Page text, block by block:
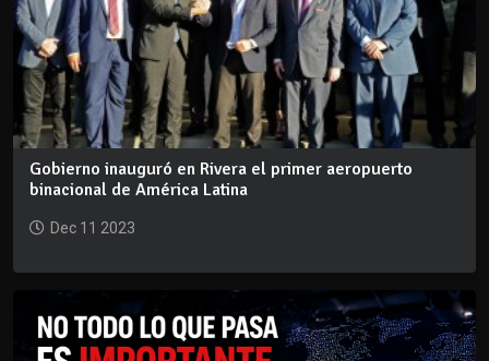
Gobierno inauguró en Rivera el primer aeropuerto
binacional de América Latina
Dec 11 2023